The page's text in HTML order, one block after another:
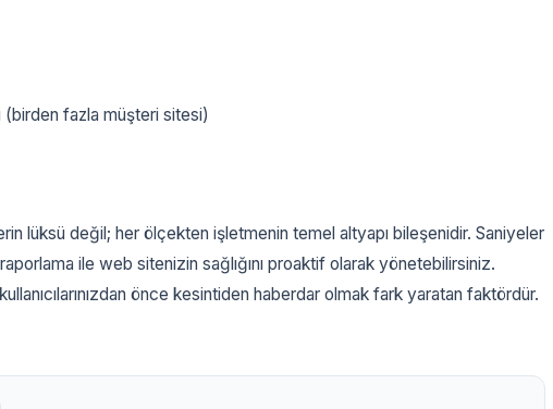
fazla müşteri sitesi)
lüksü değil; her ölçekten işletmenin temel altyapı bileşenidir. Saniyeler
ile web sitenizin sağlığını proaktif olarak yönetebilirsiniz.
önce kesintiden haberdar olmak fark yaratan faktördür.